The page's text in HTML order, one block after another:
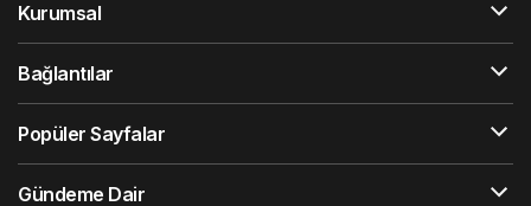
Kurumsal
Bağlantılar
Popüler Sayfalar
Gündeme Dair